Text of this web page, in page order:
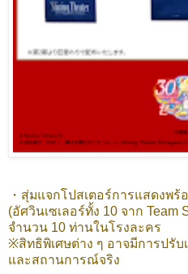
・สุ่มแจกโปสเตอร์การแสดงพ
(อัศวินเซเลอร์ทั้ง 10 จาก
จำนวน 10 ท่านในโรงละคร
※สิทธิพิเศษต่าง ๆ อาจมีการปรับ
และสถานการณ์จริง